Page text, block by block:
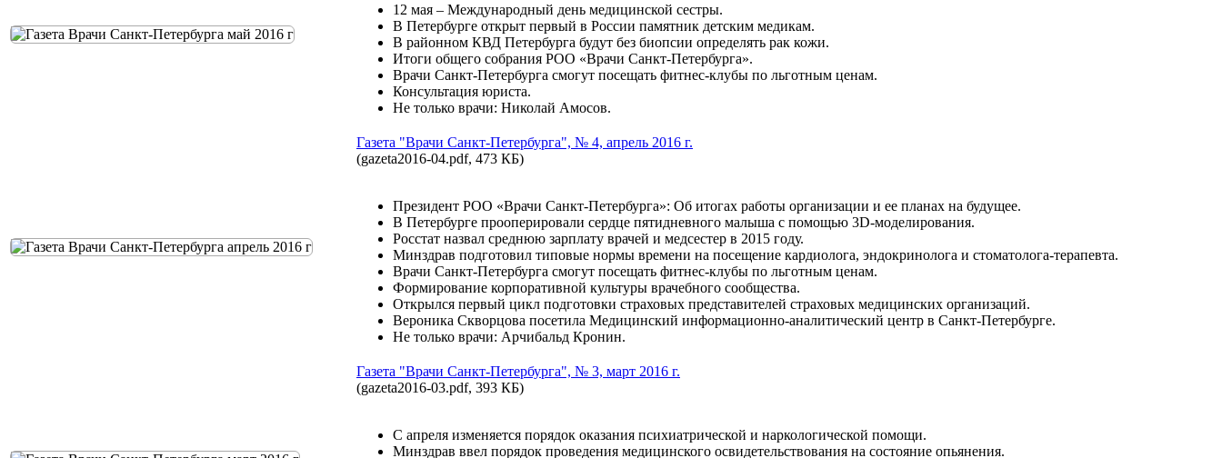
12 мая – Международный день медицинской сестры.
В Петербурге открыт первый в России памятник детским медикам.
В районном КВД Петербурга будут без биопсии определять рак кожи.
Итоги общего собрания РОО «Врачи Санкт-Петербурга».
Врачи Санкт-Петербурга смогут посещать фитнес-клубы по льготным ценам.
Консультация юриста.
Не только врачи: Николай Амосов.
Газета "Врачи Санкт-Петербурга", № 4, апрель 2016 г.
(gazeta2016-04.pdf, 473 КБ)
Президент РОО «Врачи Санкт-Петербурга»: Об итогах работы организации и ее планах на будущее.
В Петербурге прооперировали сердце пятидневного малыша с помощью 3D-моделирования.
Росстат назвал среднюю зарплату врачей и медсестер в 2015 году.
Минздрав подготовил типовые нормы времени на посещение кардиолога, эндокринолога и стоматолога-терапевта.
Врачи Санкт-Петербурга смогут посещать фитнес-клубы по льготным ценам.
Формирование корпоративной культуры врачебного сообщества.
Открылся первый цикл подготовки страховых представителей страховых медицинских организаций.
Вероника Скворцова посетила Медицинский информационно-аналитический центр в Санкт-Петербурге.
Не только врачи: Арчибальд Кронин.
Газета "Врачи Санкт-Петербурга", № 3, март 2016 г.
(gazeta2016-03.pdf, 393 КБ)
С апреля изменяется порядок оказания психиатрической и наркологической помощи.
Минздрав ввел порядок проведения медицинского освидетельствования на состояние опьянения.